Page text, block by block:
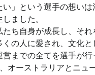
い」という選手の想い
ました。
たち自身が成長し、そ
くの人に愛され、文化
営までの全てを選手が行
オーストラリアとニュ